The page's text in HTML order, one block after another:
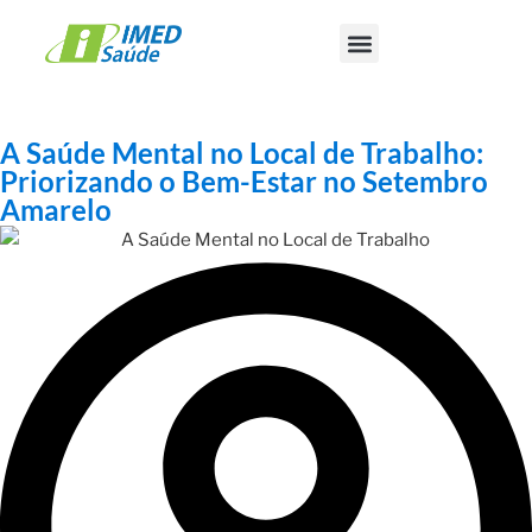
A Saúde Mental no Local de Trabalho:
Priorizando o Bem-Estar no Setembro
Amarelo